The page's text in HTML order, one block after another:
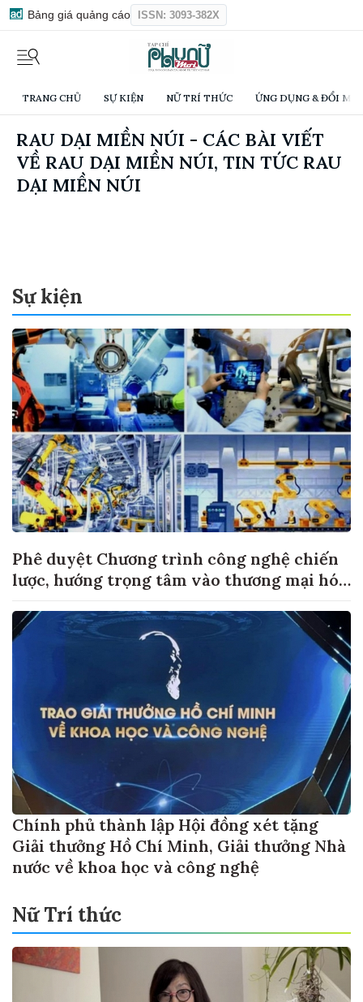
Bảng giá quảng cáo ISSN: 3093-382X
TRANG CHỦ SỰ KIỆN NỮ TRÍ THỨC ỨNG DỤNG & ĐỔI
RAU DẠI MIỀN NÚI - CÁC BÀI VIẾT
VỀ RAU DẠI MIỀN NÚI, TIN TỨC RAU
DẠI MIỀN NÚI
Sự kiện
Phê duyệt Chương trình công nghệ chiến
lược, hướng trọng tâm vào thương mại hóa
Chính phủ thành lập Hội đồng xét tặng
Giải thưởng Hồ Chí Minh, Giải thưởng Nhà
nước về khoa học và công nghệ
Nữ Trí thức